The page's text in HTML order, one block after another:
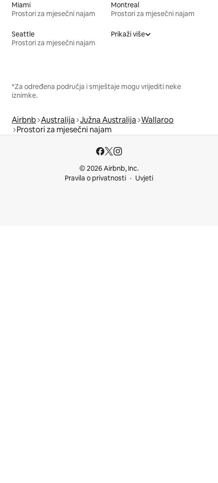
Miami
Prostori za mjesečni najam
Montreal
Prostori za mjesečni najam
Seattle
Prostori za mjesečni najam
Prikaži više
*Za određena područja i smještaje mogu vrijediti neke
iznimke.
Airbnb Australija Južna Australija Wallaroo
Prostori za mjesečni najam
© 2026 Airbnb, Inc.
Pravila o privatnosti
Uvjeti